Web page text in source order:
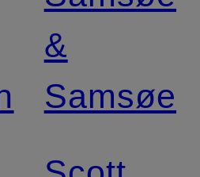
&
Samsøe